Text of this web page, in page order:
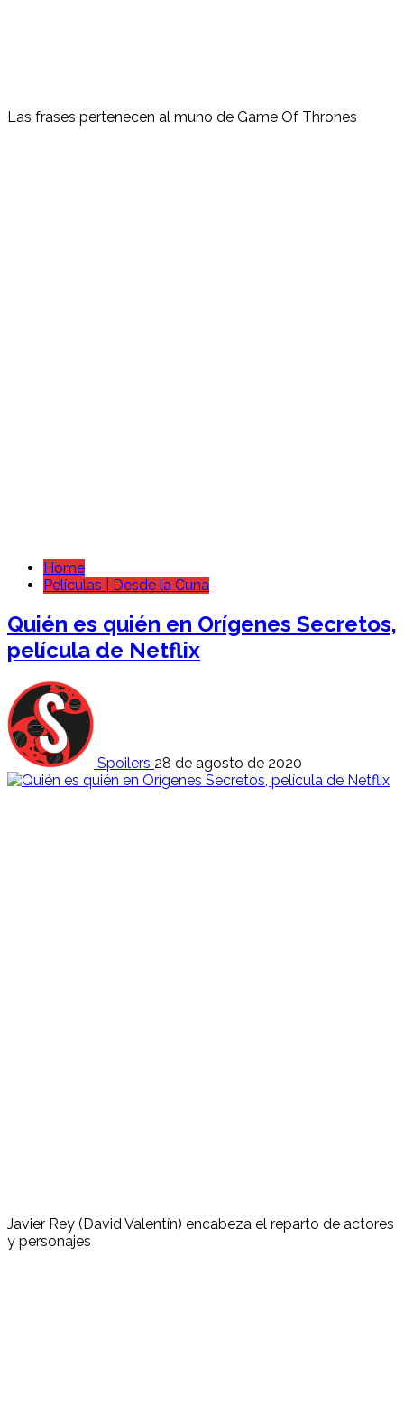
Las frases pertenecen al muno de Game Of Thrones
Home
Películas | Desde la Cuna
Quién es quién en Orígenes Secretos,
película de Netflix
Spoilers 28 de agosto de 2020
Javier Rey (David Valentín) encabeza el reparto de actores
y personajes